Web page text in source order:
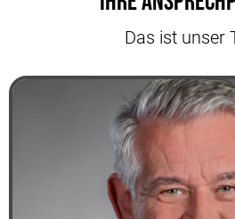
Das ist unser